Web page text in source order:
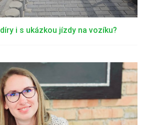
i s ukázkou jízdy na vozíku?